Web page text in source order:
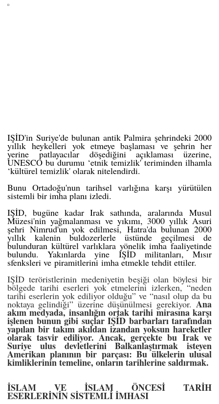
IŞİD'in Suriye'de bulunan antik Palmira şehrindeki 2000
yıllık heykelleri yok etmeye başlaması ve şehrin her
yerine patlayacılar döşediğini açıklaması üzerine,
UNESCO bu durumu ‘etnik temizlik' teriminden ilhamla
‘kültürel temizlik' olarak nitelendirdi.
Bunu Ortadoğu'nun tarihsel varlığına karşı yürütülen
sistemli bir imha planı izledi.
IŞİD, bugüne kadar Irak sathında, aralarında Musul
Müzesi'nin yağmalanması ve yıkımı, 3000 yıllık Asuri
şehri Nimrud'un yok edilmesi, Hatra'da bulunan 2000
yıllık kalenin buldozerlerle üstünde geçilmesi de
bulunduran kültürel varlıklara yönelik imha faaliyetinde
bulundu. Yakınlarda yine IŞİD militanları, Mısır
sfenksleri ve piramitlerini imha etmekle tehdit ettiler.
IŞİD teröristlerinin medeniyetin beşiği olan böylesi bir
bölgede tarihi eserleri yok etmelerini izlerken, “neden
tarihi eserlerin yok ediliyor olduğu” ve “nasıl olup da bu
noktaya gelindiği” üzerine düşünülmesi gerekiyor. Ana
akım medyada, insanlığın ortak tarihi mirasına karşı
işlenen bunun gibi suçlar IŞİD barbarları tarafından
yapılan bir takım akıldan izandan yoksun hareketler
olarak tasvir ediliyor. Ancak, gerçekte bu Irak ve
Suriye ulus devletlerini Balkanlaştırmak isteyen
Amerikan planının bir parçası: Bu ülkelerin ulusal
kimliklerinin temeline, onların tarihlerine saldırmak.
İSLAM VE İSLAM ÖNCESİ TARİH
ESERLERİNİN SİSTEMLİ İMHASI